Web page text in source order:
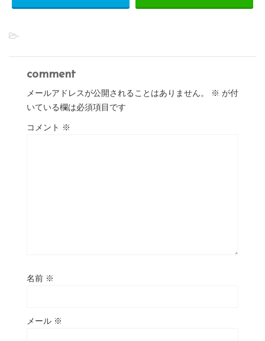
-
comment
メールアドレスが公開されることはありません。 ※ が付
いている欄は必須項目です
コメント ※
名前 ※
メール ※